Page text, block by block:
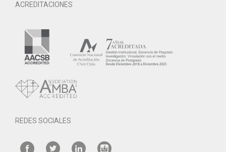
ACREDITACIONES
REDES SOCIALES